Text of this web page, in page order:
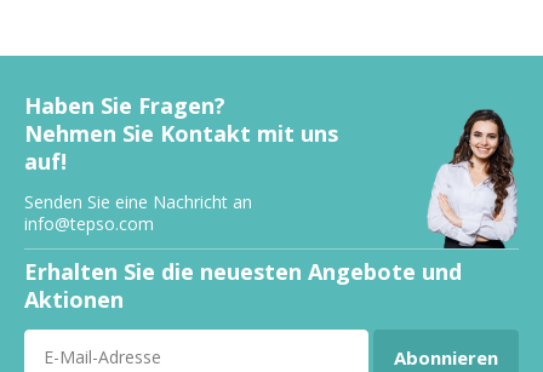
Haben Sie Fragen?
Nehmen Sie Kontakt mit uns
auf!
Senden Sie eine Nachricht an
info@tepso.com
Erhalten Sie die neuesten Angebote und
Aktionen
Abonnieren